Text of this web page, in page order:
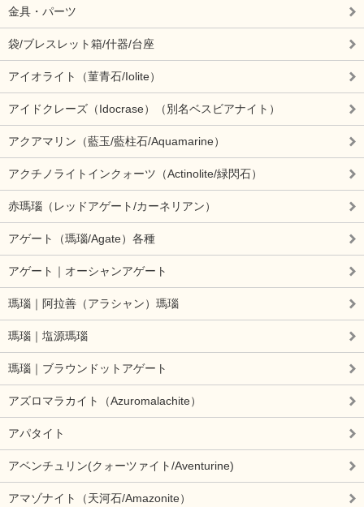
金具・パーツ
袋/ブレスレット箱/什器/台座
アイオライト（菫青石/Iolite）
アイドクレーズ（Idocrase）（別名ベスビアナイト）
アクアマリン（藍玉/藍柱石/Aquamarine）
アクチノライトインクォーツ（Actinolite/緑閃石）
赤瑪瑙（レッドアゲート/カーネリアン）
アゲート（瑪瑙/Agate）各種
アゲート｜オーシャンアゲート
瑪瑙｜阿拉善（アラシャン）瑪瑙
瑪瑙｜塩源瑪瑙
瑪瑙｜ブラウンドットアゲート
アズロマラカイト（Azuromalachite）
アパタイト
アベンチュリン(クォーツァイト/Aventurine)
アマゾナイト（天河石/Amazonite）